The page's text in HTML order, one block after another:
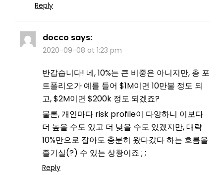
Reply
docco says:
2020-09-08 at 1:23 pm
반갑습니다! 네, 10%는 큰 비중은 아니지만, 총 포
트폴리오가 예를 들어 $1M이면 10만불 정도 되
고, $2M이면 $200k 정도 되겠죠?
물론, 개인마다 risk profile이 다양하니 이보다
더 높을 수도 있고 더 낮을 수도 있겠지만, 대략
10%만으로 잡아도 충분히 왔다갔다 하는 흐름을
즐기실(?) 수 있는 상황이죠 ; ;
Reply